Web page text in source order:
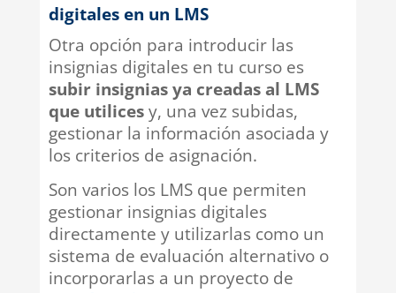
digitales en un LMS
Otra opción para introducir las
insignias digitales en tu curso es
subir insignias ya creadas al LMS
que utilicesy, una vez subidas,
gestionar la información asociada y
los criterios de asignación.
Son varios los LMS que permiten
gestionar insignias digitales
directamente y utilizarlas como un
sistema de evaluación alternativo o
incorporarlas a un proyecto de